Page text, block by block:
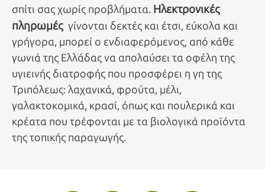
σπίτι σας χωρίς προβλήματα. Ηλεκτρονικές
πληρωμές γίνονται δεκτές και έτσι, εύκολα και
γρήγορα, μπορεί ο ενδιαφερόμενος, από κάθε
γωνιά της Ελλάδας να απολαύσει τα οφέλη της
υγιεινής διατροφής που προσφέρει η γη της
Τριπόλεως: λαχανικά, φρούτα, μέλι,
γαλακτοκομικά, κρασί, όπως και πουλερικά και
κρέατα που τρέφονται με τα βιολογικά προϊόντα
της τοπικής παραγωγής.